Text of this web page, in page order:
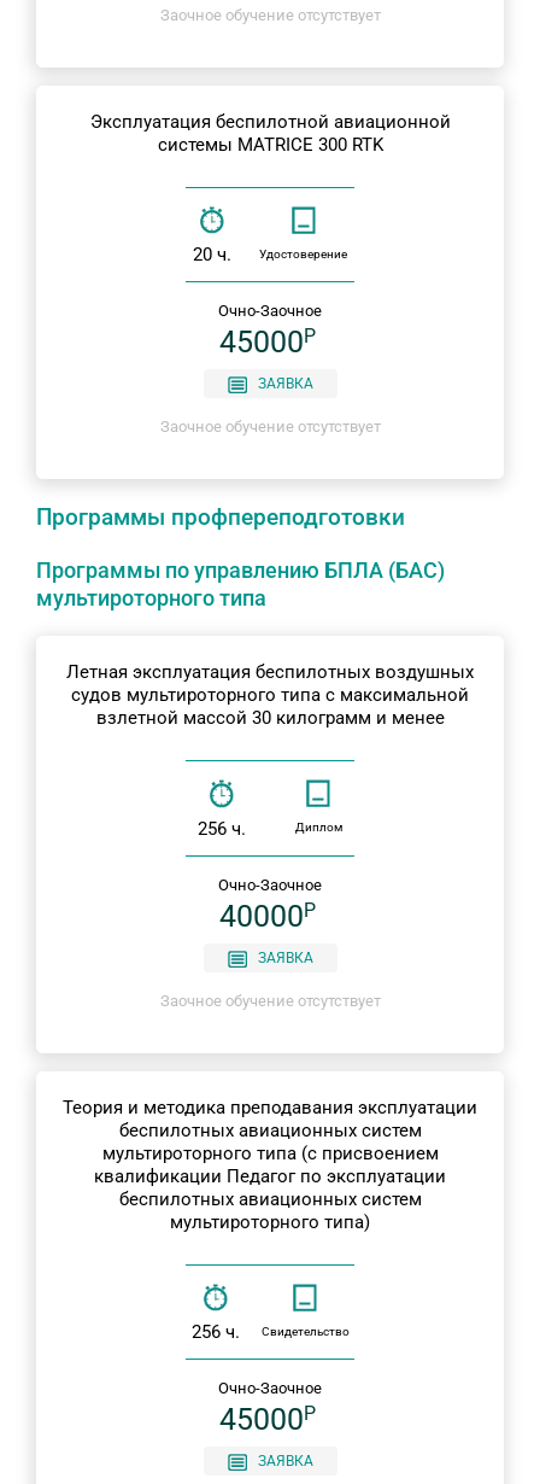
Заочное обучение отсутствует
Эксплуатация беспилотной авиационной
системы MATRICE 300 RTK
20 ч. Удостоверение
Очно-Заочное
45000P
ЗАЯВКА
Заочное обучение отсутствует
Программы профпереподготовки
Программы по управлению БПЛА (БАС)
мультироторного типа
Летная эксплуатация беспилотных воздушных
судов мультироторного типа с максимальной
взлетной массой 30 килограмм и менее
256 ч. Диплом
Очно-Заочное
40000P
ЗАЯВКА
Заочное обучение отсутствует
Теория и методика преподавания эксплуатации
беспилотных авиационных систем
мультироторного типа (с присвоением
квалификации Педагог по эксплуатации
беспилотных авиационных систем
мультироторного типа)
256 ч. Свидетельство
Очно-Заочное
45000P
ЗАЯВКА